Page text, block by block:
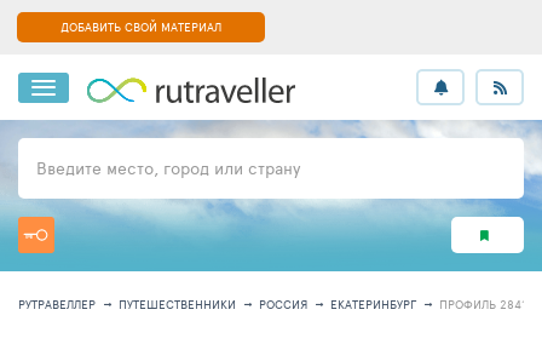
ДОБАВИТЬ СВОЙ МАТЕРИАЛ
Введите место, город или страну
РУТРАВЕЛЛЕР ПУТЕШЕСТВЕННИКИ РОССИЯ ЕКАТЕРИНБУРГ ПРОФИЛЬ 284108